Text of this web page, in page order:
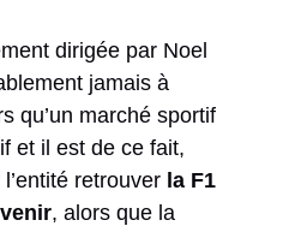
dirigée par Noel
jamais à
qu’un marché sportif
et il est de ce fait,
retrouver la F1
, alors que la